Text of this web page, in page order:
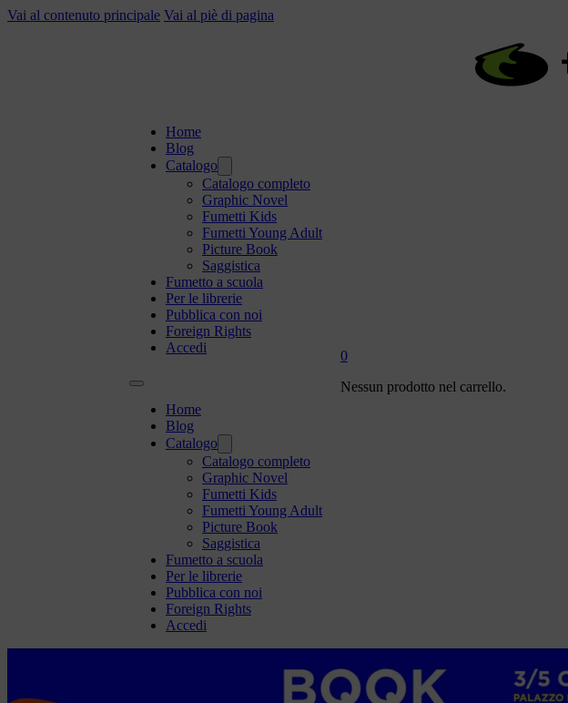
Vai al contenuto principale Vai al piè di pagina
Home
Blog
Catalogo
Catalogo completo
Graphic Novel
Fumetti Kids
Fumetti Young Adult
Picture Book
Saggistica
Fumetto a scuola
Per le librerie
Pubblica con noi
Foreign Rights
Accedi
Home
Blog
Catalogo
Catalogo completo
Graphic Novel
Fumetti Kids
Fumetti Young Adult
Picture Book
Saggistica
Fumetto a scuola
Per le librerie
Pubblica con noi
Foreign Rights
Accedi
0
Nessun prodotto nel carrello.